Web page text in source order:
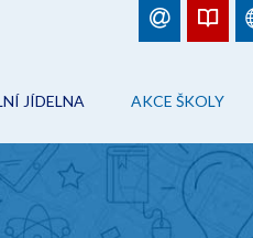
JÍDELNA
JÍDEL
ŠKOLNÍHO STRAVOVÁNÍ
AKCE ŠKOLY
FOTOGALERIE
PLÁN AKCÍ